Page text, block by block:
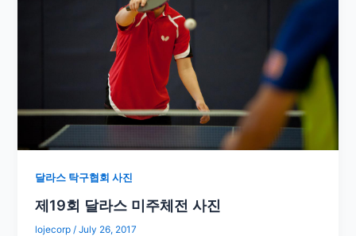
달라스 탁구협회 사진
제19회 달라스 미주체전 사진
lojecorp /July 26, 2017